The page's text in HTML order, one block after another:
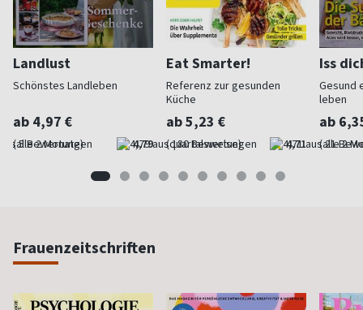
Landlust
Schönstes Landleben
ab 4,97 €
(alle 2 Monate) 4,79
Eat Smarter!
Referenz zur gesunden
Küche
ab 5,23 €
(quartalsweise) 4,71
Iss
Gesund
leben
ab
(alle 2
Frauenzeitschriften